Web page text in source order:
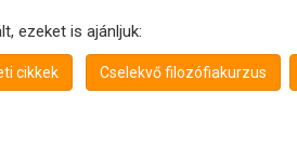
ezeket is ajánljuk:
cikkek Cselekvő filozófiakurzus